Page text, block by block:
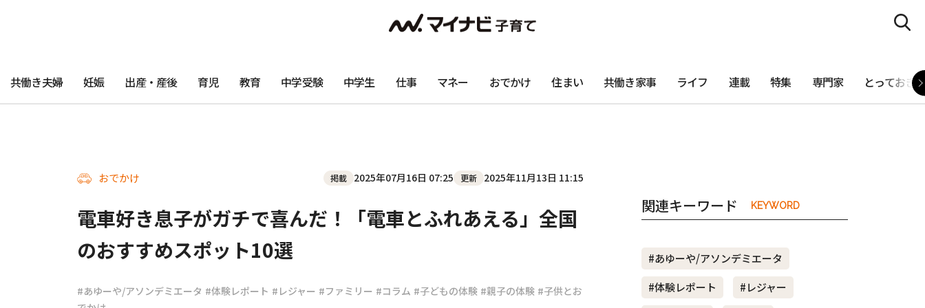
共働き夫婦 妊娠 出産・産後 育児 教育 中学受験 中学生 仕事 マネー おでかけ 住まい 共働き家事 ライフ 連載 特集 専門家 とっておき
おでかけ 掲載 2025年07月16日 07:25 更新 2025年11月13日 11:15
電車好き息子がガチで喜んだ！「電車とふれあえる」全国
のおすすめスポット10選
#あゆーや/アソンデミエータ #体験レポート #レジャー #ファミリー #コラム #子どもの体験 #親子の体験 #子供とお
関連キーワード KEYWORD
#あゆーや/アソンデミエータ
#体験レポート
#レジャー